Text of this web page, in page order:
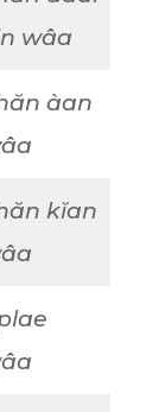
wâa
àan
kĭan